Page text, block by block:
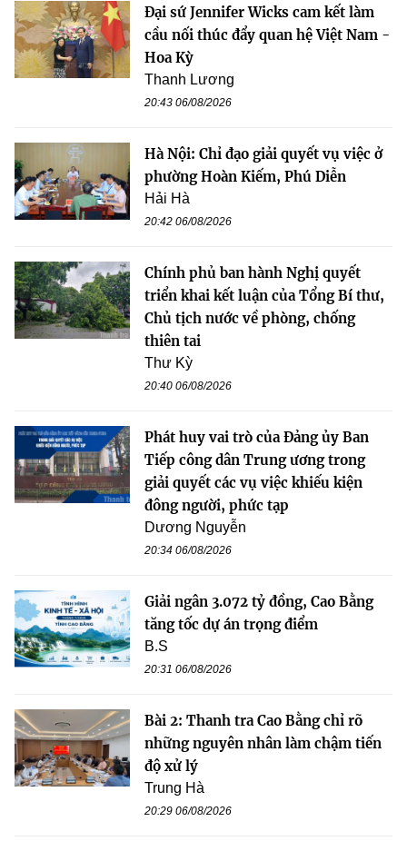
Đại sứ Jennifer Wicks cam kết làm
cầu nối thúc đẩy quan hệ Việt Nam -
Hoa Kỳ
Thanh Lương
20:43 06/08/2026
Hà Nội: Chỉ đạo giải quyết vụ việc ở
phường Hoàn Kiếm, Phú Diễn
Hải Hà
20:42 06/08/2026
Chính phủ ban hành Nghị quyết
triển khai kết luận của Tổng Bí thư,
Chủ tịch nước về phòng, chống
thiên tai
Thư Kỳ
20:40 06/08/2026
Phát huy vai trò của Đảng ủy Ban
Tiếp công dân Trung ương trong
giải quyết các vụ việc khiếu kiện
đông người, phức tạp
Dương Nguyễn
20:34 06/08/2026
Giải ngân 3.072 tỷ đồng, Cao Bằng
tăng tốc dự án trọng điểm
B.S
20:31 06/08/2026
Bài 2: Thanh tra Cao Bằng chỉ rõ
những nguyên nhân làm chậm tiến
độ xử lý
Trung Hà
20:29 06/08/2026